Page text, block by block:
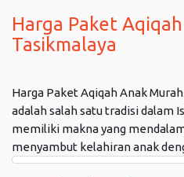
Harga Paket
Tasikmalaya
Harga Paket Aqiqah Anak
adalah salah satu tradisi dalam
memiliki makna yang
menyambut kelahiran anak